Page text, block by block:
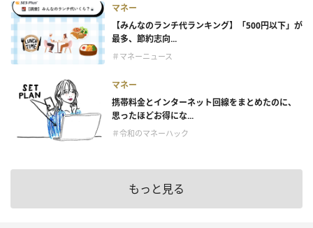
マネー
【みんなのランチ代ランキング】「500円以下」が
最多、節約志向...
＃マネーニュース
マネー
携帯料金とインターネット回線をまとめたのに、
思ったほどお得にな...
＃令和のマネーハック
もっと見る